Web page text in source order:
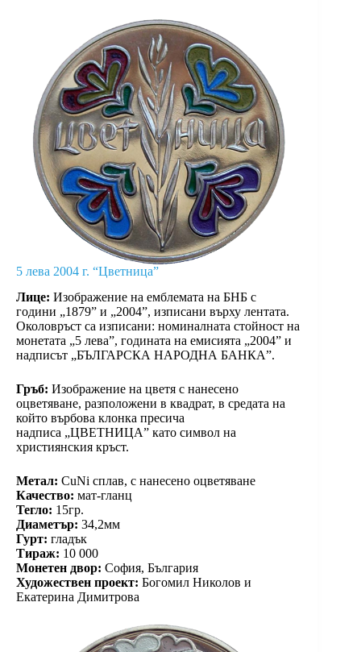
5 лева 2004 г. “Цветница”
Лице: Изображение на емблемата на БНБ с
години „1879” и „2004”, изписани върху лентата.
Околовръст са изписани: номиналната стойност на
монетата „5 лева”, годината на емисията „2004” и
надписът „БЪЛГАРСКА НАРОДНА БАНКА”.
Гръб: Изображение на цветя с нанесено
оцветяване, разположени в квадрат, в средата на
който върбова клонка пресича
надписа „ЦВЕТНИЦА” като символ на
християнския кръст.
Метал: CuNi сплав, с нанесено оцветяване
Качество: мат-гланц
Тегло: 15гр.
Диаметър: 34,2мм
Гурт: гладък
Тираж: 10 000
Монетен двор: София, България
Художествен проект: Богомил Николов и
Екатерина Димитрова